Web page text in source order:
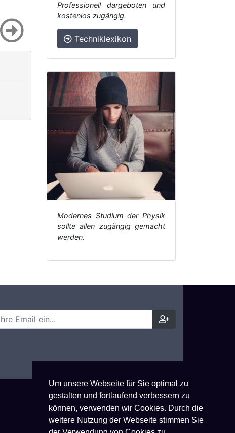
Um unsere Webseite für Sie optimal zu
gestalten und fortlaufend verbessern zu
können, verwenden wir Cookies. Durch die
weitere Nutzung der Webseite stimmen Sie
Professionell dargeboten und
kostenlos zugängig.
Techniklexikon
Modernes Studium der Physik
sollte allen zugängig gemacht
werden.